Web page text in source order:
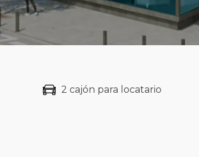
2 cajón para locatario